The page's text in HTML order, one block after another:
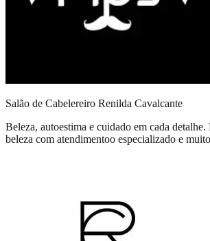
Salão de Cabelereiro Renilda Cavalcante
Beleza, autoestima e cuidado em cada detalhe.
beleza com atendimentoo especializado e